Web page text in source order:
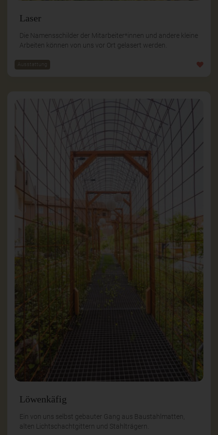
Laser
Die Namensschilder der Mitarbeiter*innen und andere kleine
Arbeiten können von uns vor Ort gelasert werden.
Ausstattung
Löwenkäfig
Ein von uns selbst gebauter Gang aus Baustahlmatten,
alten Lichtschachtgittern und Stahlträgern.